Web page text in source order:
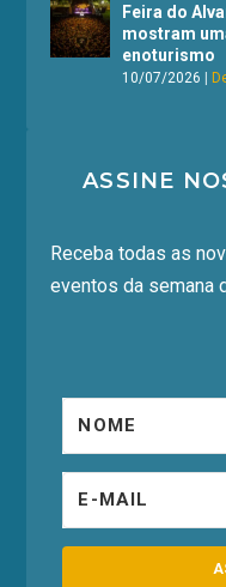
Feira do
mostram
enoturismo
10/07/2026 |
ASSINE
Receba todas as
eventos da semana